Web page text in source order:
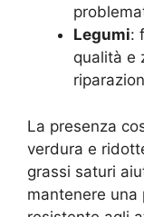
Legumi:
qualità e
La presenza
verdura e
grassi saturi
mantenere una